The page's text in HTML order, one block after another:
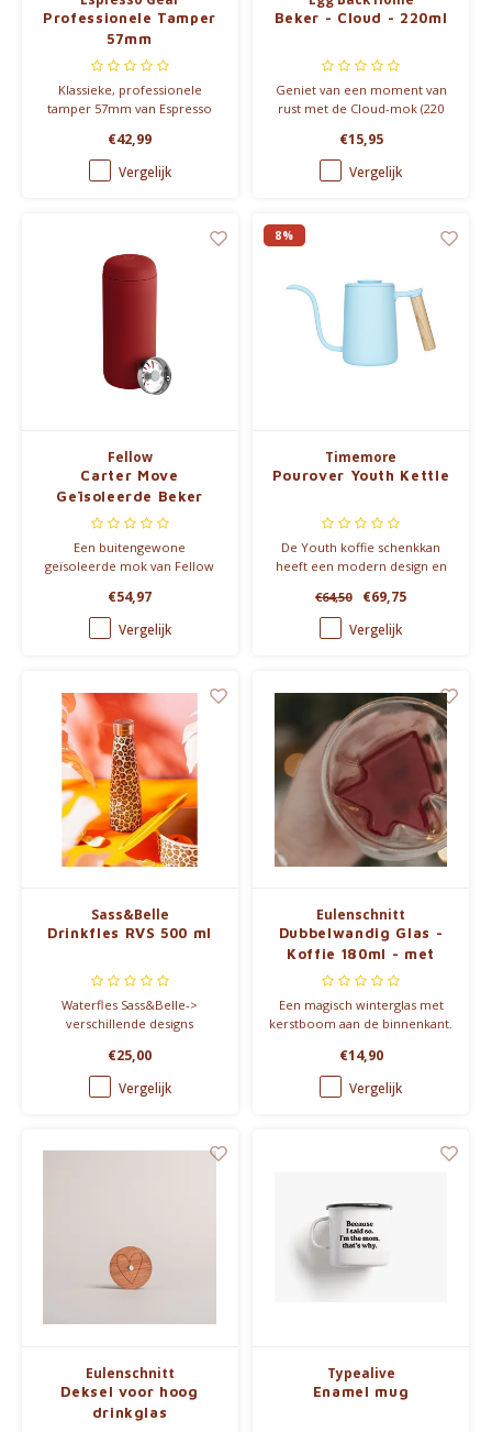
Professionele Tamper
57mm
Klassieke, professionele
tamper 57mm van Espresso
hoogwaardig roestvrij staal en
palissander.
€42,99
Vergelijk
Beker - Cloud - 220ml
Geniet van een moment van
rust met de Cloud-mok (220
steengoed met een subtiele
glans. Vaatwasserbestendig en
verkrijgbaar in twee prachtige
€15,95
Vergelijk
Fellow
Carter Move
Geïsoleerde Beker
473ml
Een buitengewone
geïsoleerde mok van Fellow
coating, zodat de smaak van je
koffie niet verandert.
€54,97
Vergelijk
8%
Timemore
Pourover Youth Kettle
De Youth koffie schenkkan
heeft een modern design en
€64,50 €69,75
Vergelijk
Sass&Belle
Drinkfles RVS 500 ml
Waterfles Sass&Belle->
verschillende designs
€25,00
Vergelijk
Eulenschnitt
Dubbelwandig Glas -
Koffie 180ml - met
denneboom
Een magisch winterglas met
kerstboom aan de binnenkant.
en geschikt voor de
vaatwasser. Perfect voor
feestelijke drankjes.
€14,90
Vergelijk
Eulenschnitt
Deksel voor hoog
drinkglas
Typealive
Enamel mug